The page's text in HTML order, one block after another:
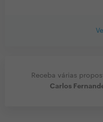
Receba várias
Carlos